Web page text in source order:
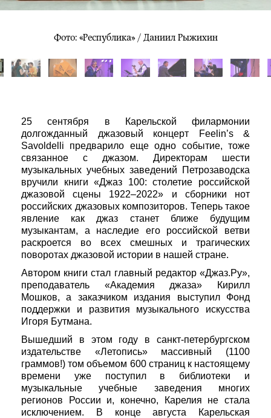
Фото: «Республика» / Даниил Рыжихин
25 сентября в Карельской филармонии
долгожданный джазовый концерт Feelin’s &
Savoldelli предварило еще одно событие, тоже
связанное с джазом. Директорам шести
музыкальных учебных заведений Петрозаводска
вручили книги «Джаз 100: столетие российской
джазовой сцены 1922–2022» и сборники нот
российских джазовых композиторов. Теперь такое
явление как джаз станет ближе будущим
музыкантам, а наследие его российской ветви
раскроется во всех смешных и трагических
поворотах джазовой истории в нашей стране.
Автором книги стал главный редактор «Джаз.Ру»,
преподаватель «Академия джаза» Кирилл
Мошков, а заказчиком издания выступил Фонд
поддержки и развития музыкального искусства
Игоря Бутмана.
Вышедший в этом году в санкт-петербургском
издательстве «Летопись» массивный (1100
граммов!) том объемом 600 страниц к настоящему
времени уже поступил в библиотеки и
музыкальные учебные заведения многих
регионов России и, конечно, Карелия не стала
исключением. В конце августа Карельская